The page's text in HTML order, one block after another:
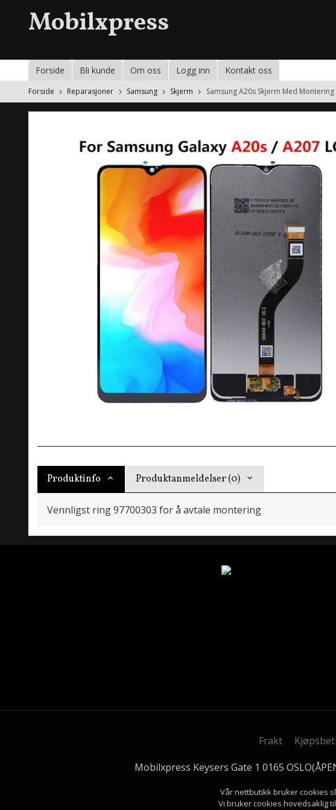
Mobilxpress
Forside Bli kunde Om oss Logg inn Kontakt oss
Forside Reparasjoner Samsung Skjerm Samsung A20s Skjerm Med Montering
Produktinfo Produktanmeldelser (0)
Vennligst ring 97700303 for å avtale montering
Frakt
Mobilxpress Keysers Gate 1 0165
Vår nettbutikk bruker cookies
Vi bruker cookies hovedsaklig